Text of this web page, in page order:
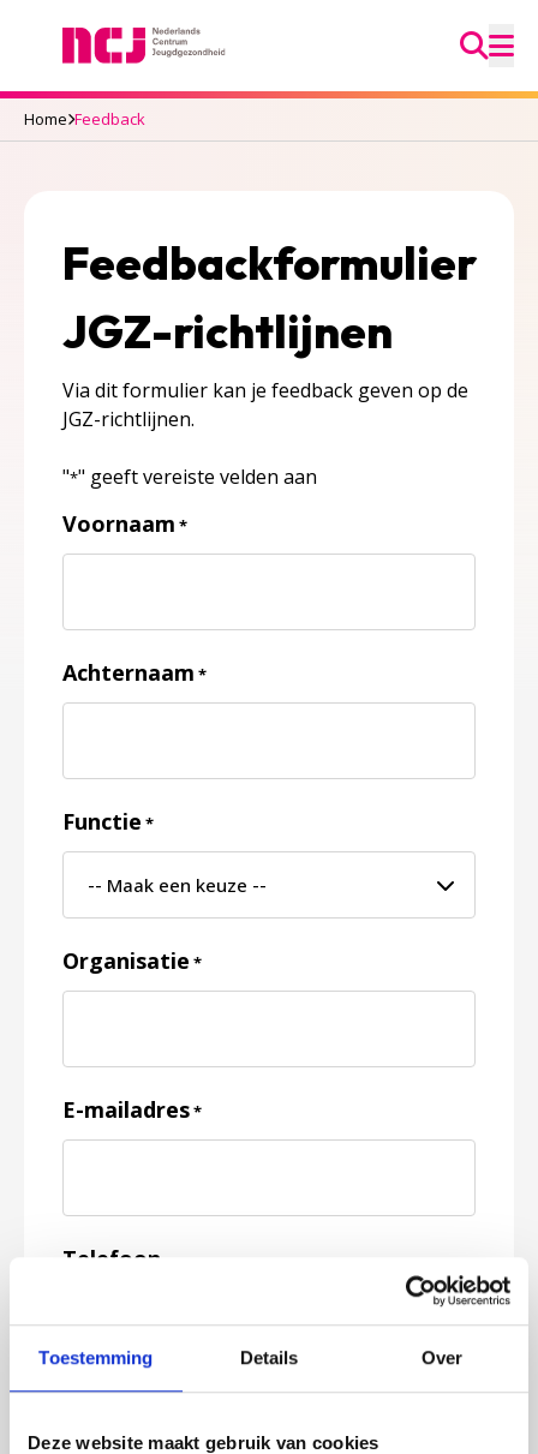
Toestemming Details Over
Deze website maakt gebruik van cookies
Ga
Home Feedback
Feedbackformulier
JGZ-richtlijnen
Via dit formulier kan je feedback geven op de
JGZ-richtlijnen.
"*" geeft vereiste velden aan
Voornaam *
Achternaam *
Functie *
Organisatie *
E-mailadres*
Telefoon